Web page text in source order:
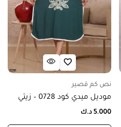
نص كم قصير
موديل ميدي كود 0728 – زيتي
5.000 د.ك